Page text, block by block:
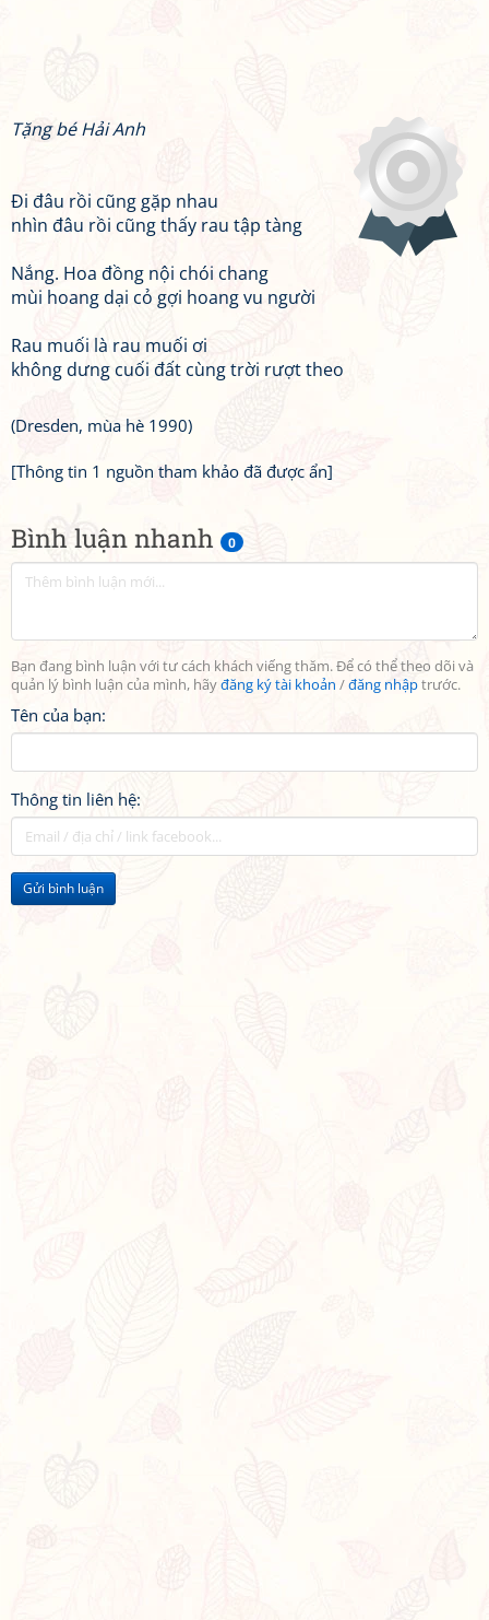
Bình luận nhanh 0
Bạn đang bình luận với tư cách khách viếng thăm. Để có thể theo dõi và
quản lý bình luận của mình, hãyđăng ký tài khoản /đăng nhậptrước.
Tên của bạn:
Thông tin liên hệ:
Gửi bình luận
Tặng bé Hải Anh
Đi đâu rồi cũng gặp nhau
nhìn đâu rồi cũng thấy rau tập tàng
Nắng. Hoa đồng nội chói chang
mùi hoang dại cỏ gợi hoang vu người
Rau muối là rau muối ơi
không dưng cuối đất cùng trời rượt theo
(Dresden, mùa hè 1990)
[Thông tin 1 nguồn tham khảo đã được ẩn]